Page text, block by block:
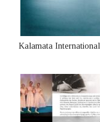
Kalamata International